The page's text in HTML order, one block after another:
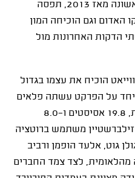
" ת"א לראשונה מאז 2013, תפסה
נקודות מהקו האדום וגם הוכיחה המון
מחקה פיגור 10 בשתי הדקות האחרונות מול
הוכיח את עצמו בגדול
יחד על הפרקט עשתה פלאים
ליכולת ההתקפית: 87.8 נקודות, 19.8 אסיסטים ו-8.0
שעבר. זילברשטיין משתמש ברוטציה
גוט, אלעד הופמן ורביב
לצד צמד החברים